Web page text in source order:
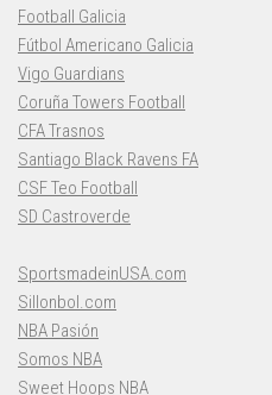
Football Galicia
Fútbol Americano Galicia
Vigo Guardians
Coruña Towers Football
CFA Trasnos
Santiago Black Ravens FA
CSF Teo Football
SD Castroverde
SportsmadeinUSA.com
Sillonbol.com
NBA Pasión
Somos NBA
Sweet Hoops NBA